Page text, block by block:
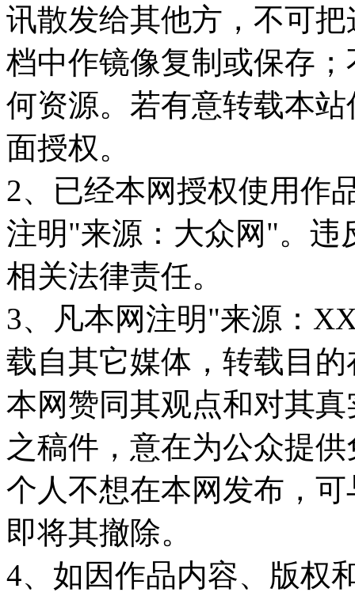
讯散发给其他方，不可
档中作镜像复制或保存
何资源。若有意转载本
面授权。
2、已经本网授权使用作
注明"来源：大众网"。违
相关法律责任。
3、凡本网注明"来源：
载自其它媒体，转载目
本网赞同其观点和对其
之稿件，意在为公众提
个人不想在本网发布，
即将其撤除。
4、如因作品内容、版权